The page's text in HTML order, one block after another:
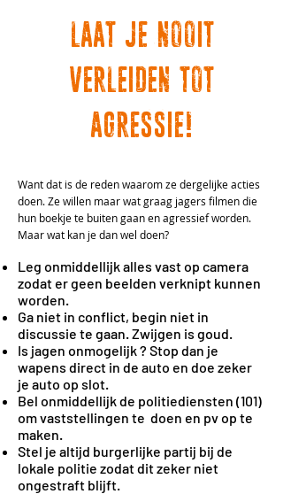
LAAT JE NOOIT
VERLEIDEN TOT
AGRESSIE!
Want dat is de reden waarom ze dergelijke acties
doen.Ze willen maar wat graag jagers filmen die
hun boekje te buiten gaan en agressief worden.
Maar wat kan je dan wel doen?
Leg onmiddellijk alles vast op camera
zodat er geen beelden verknipt kunnen
worden.
Ga niet in conflict, begin niet in
discussie te gaan. Zwijgen is goud.
Is jagen onmogelijk ? Stop dan je
wapens direct in de auto en doe zeker
je auto op slot.
Bel onmiddellijk de politiediensten (101)
omvaststellingen te doen en pv op te
maken.
Stel je altijd burgerlijke partij bij de
lokale politie zodat dit zeker niet
ongestraft blijft.